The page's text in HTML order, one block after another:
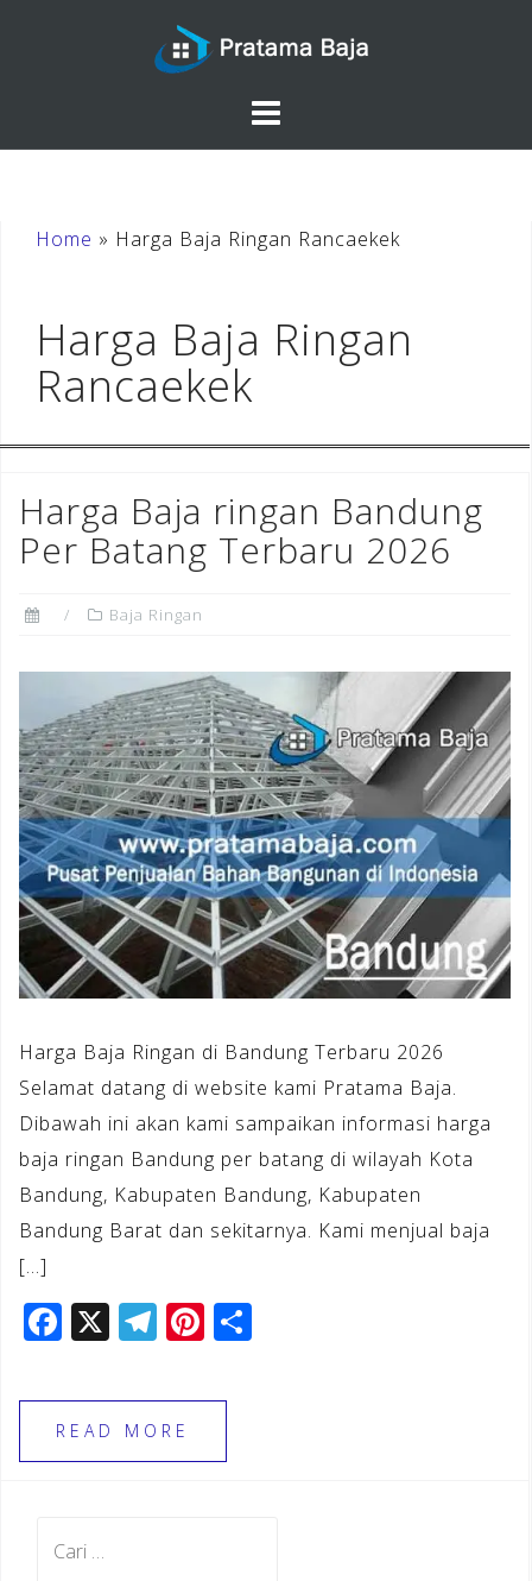
Home » Harga Baja Ringan Rancaekek
Harga Baja Ringan
Rancaekek
Harga Baja ringan Bandung
Per Batang Terbaru 2026
Baja Ringan
Harga Baja Ringan di Bandung Terbaru 2026
Selamat datang di website kami Pratama Baja.
Dibawah ini akan kami sampaikan informasi harga
baja ringan Bandung per batang di wilayah Kota
Bandung, Kabupaten Bandung, Kabupaten
Bandung Barat dan sekitarnya. Kami menjual baja
[…]
F
c
e
b
o
X T
e
gr
a
Pi
te
e
READ MORE